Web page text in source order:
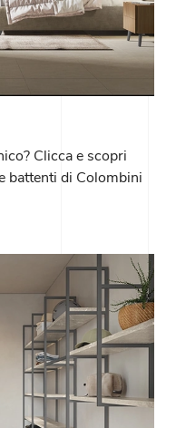
Clicca e scopri
battenti di Colombini